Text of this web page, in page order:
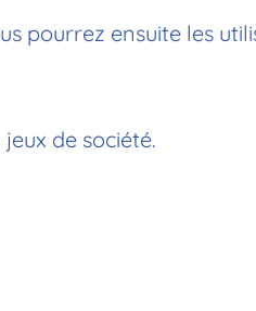
pourrez ensuite les
de société.